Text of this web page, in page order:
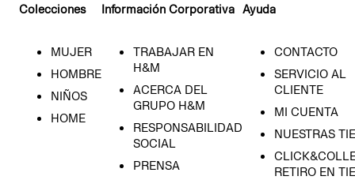
Colecciones
MUJER
HOMBRE
NIÑOS
HOME
Información Corporativa
TRABAJAR EN
H&M
ACERCA DEL
GRUPO H&M
RESPONSABILIDAD
SOCIAL
PRENSA
Ayuda
CONTACTO
SERVICIO AL
CLIENTE
MI CUENTA
NUESTRAS
RETIRO EN